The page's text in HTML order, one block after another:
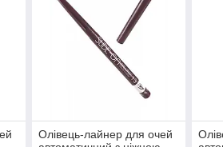
Олівець-лайнер для очей